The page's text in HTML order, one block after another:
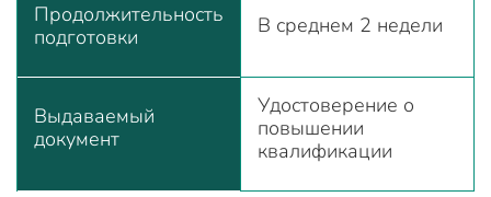
Продолжительность
подготовки
В среднем 2 недели
Выдаваемый
документ
Удостоверение о
повышении
квалификации